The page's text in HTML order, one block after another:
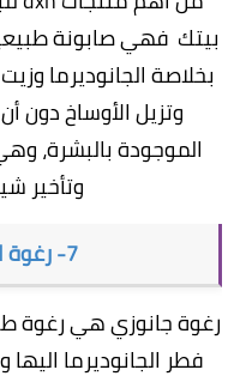
بيتك فهي صابونة
بخلاصة الجانوديرما
وتزيل الأوساخ دون
الموجودة بالبشرة،
وتأخير
7- رغوة الجسم جانوزي
رغوة جانوزي هي رغوة